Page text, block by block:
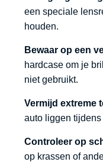
een speciale
houden.
Bewaar op een
hardcase om je
niet gebruikt.
Vermijd extreme
auto liggen
Controleer op
op krassen of